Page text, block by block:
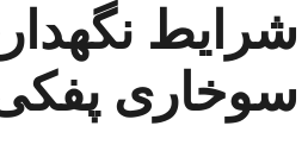
شرایط
سوخاری